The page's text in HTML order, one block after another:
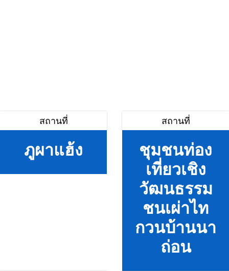
สถานที่
ภูผาแฮ้ง
สถานที่
ชุมชนท่อง
เที่ยวเชิง
วัฒนธรรม
ชนเผ่าไท
กวนบ้านนา
ถ่อน